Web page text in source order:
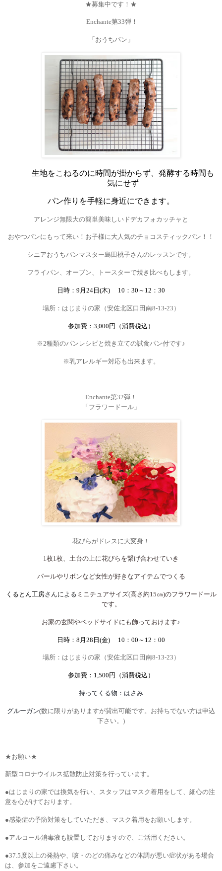
★募集中です！★
Enchante第33弾！
「おうちパン」
生地をこねるのに時間が掛からず、発酵する時間も
気にせず
パン作りを手軽に身近にできます。
アレンジ無限大の簡単美味しいドデカフォカッチャと
おやつパンにもって来い！お子様に大人気のチョコスティックパン！！
シニアおうちパンマスター島田桃子さんのレッスンです。
フライパン、オーブン、トースターで焼き比べもします。
日時： 9 月 24 日 (木) 10 ： 30 ～ 12 ： 30
場所：はじまりの家（安佐北区口田南8-13-23 ）
参加費： 3,000円（消費税込）
※2種類のパンレシピと焼き立ての試食パン付です♪
※乳アレルギー対応も出来ます。
Enchante第32弾！
「フラワードール」
花びらがドレスに大変身！
1枚1枚、土台の上に花びらを繋げ合わせていき
パールやリボンなど女性が好きなアイテムでつくる
くるとん工房さんによる ミニチュアサイズ(高さ約15㎝)のフラワードール
です。
お家の玄関やベッドサイドにも飾っておけます♪
日時： 8 月28 日(金) 10 ： 00 ～ 12 ： 00
場所：はじまりの家（安佐北区口田南8-13-23 ）
参加費： 1,500 円（消費税込）
持ってくる物：はさみ
グルーガン(数に限りがありますが貸出可能です。お持ちでない方は申込
下さい。 )
★お願い★
新型コロナウイルス拡散防止対策を行っています。
●はじまりの家では換気を行い、スタッフはマスク着用をして、細心の注
意を心がけております。
●感染症の予防対策をしていただき、マスク着用をお願いします。
●アルコール消毒液も設置しておりますので、ご活用ください。
●37.5 度以上の発熱や、咳・のどの痛みなどの体調が悪い症状がある場合
は、参加をご遠慮下さい。